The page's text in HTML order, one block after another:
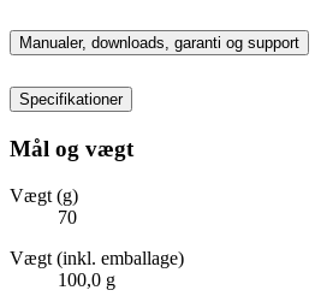
Manualer, downloads, garanti og support
Specifikationer
Mål og vægt
Vægt (g)
70
Vægt (inkl. emballage)
100,0 g